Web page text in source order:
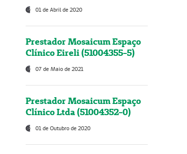
01 de Abril de 2020
Prestador Mosaicum Espaço
Clínico Eireli (51004355-5)
07 de Maio de 2021
Prestador Mosaicum Espaço
Clínico Ltda (51004352-0)
01 de Outubro de 2020